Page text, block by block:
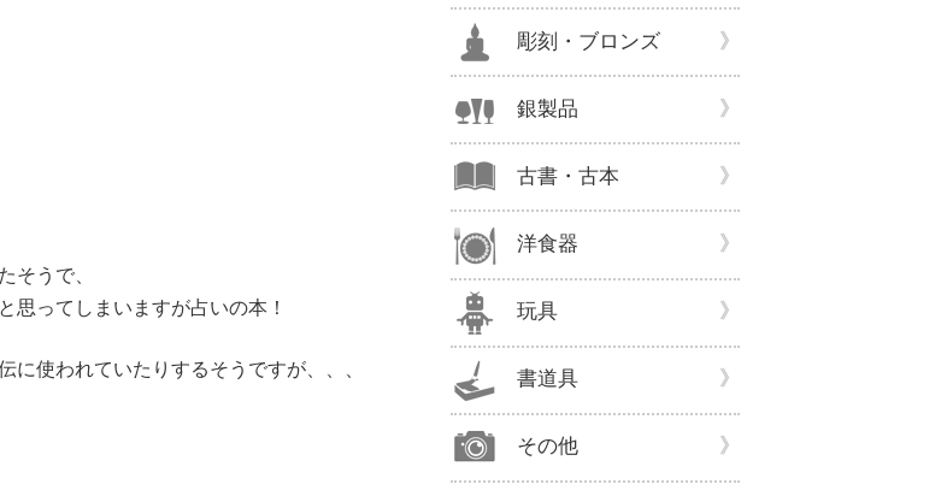
そうで、
思ってしまいますが占いの本！
に使われていたりするそうですが、、、
彫刻・ブロンズ
銀製品
古書・古本
洋食器
玩具
書道具
その他